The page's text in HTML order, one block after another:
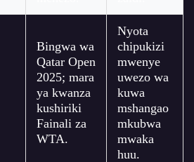
Bingwa wa
Qatar Open
2025; mara
ya kwanza
kushiriki
Fainali za
WTA.
Nyota
chipukizi
mwenye
uwezo wa
kuwa
mshangao
mkubwa
mwaka
huu.